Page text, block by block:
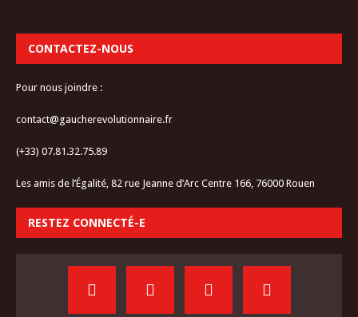
CONTACTEZ-NOUS
Pour nous joindre :
contact@gaucherevolutionnaire.fr
(+33) 07.81.32.75.89
Les amis de l’Égalité, 82 rue Jeanne d’Arc Centre 166, 76000 Rouen
RESTEZ CONNECTÉ-E